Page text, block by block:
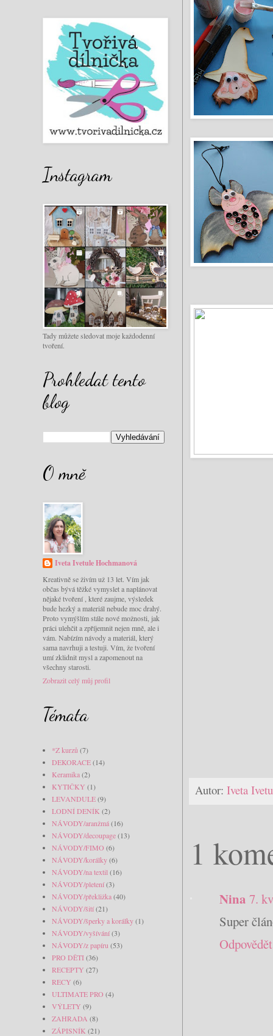
Autor: Iveta
1
Nina 7.
Super
Odpovědět
Instagram
Tady můžete sledovat moje každodenní
tvoření.
Prohledat tento
blog
O mně
Iveta Ivetule Hochmanová
Kreativně se živím už 13 let. Vím jak
občas bývá těžké vymyslet a naplánovat
nějaké tvoření , které zaujme, výsledek
bude hezký a materiál nebude moc drahý.
Proto vymýšlím stále nové možnosti, jak
práci ulehčit a zpříjemnit nejen mně, ale i
vám. Nabízím návody a materiál, který
sama navrhuji a testuji. Vím, že tvoření
umí zklidnit mysl a zapomenout na
všechny starosti.
Zobrazit celý můj profil
Témata
*Z kurzů (7)
DEKORACE(14)
Keramika(2)
KYTIČKY (1)
LEVANDULE(9)
LODNÍ DENÍK (2)
NÁVODY/aranžmá(16)
NÁVODY/decoupage(13)
NÁVODY/FIMO (6)
NÁVODY/korálky(6)
NÁVODY/na textil (16)
NÁVODY/pletení(3)
NÁVODY/překližka(40)
NÁVODY/šití(21)
NÁVODY/šperky a korálky(1)
NÁVODY/vyšívání(3)
NÁVODY/z papíru (53)
PRO DĚTI(36)
RECEPTY (27)
RECY (6)
ULTIMATE PRO (4)
VÝLETY (9)
ZAHRADA (8)
ZÁPISNÍK (21)